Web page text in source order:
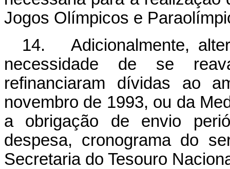
Jogos Olímpicos e
14. Adicionalmente,
necessidade de se
refinanciaram dívidas ao
novembro de 1993, ou da
a obrigação de envio
despesa, cronograma do
Secretaria do Tesouro